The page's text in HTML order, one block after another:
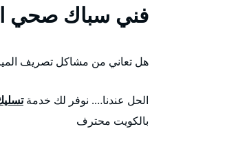
فني سباك صحي
هل تعاني من مشاكل تصريف
الحل عندنا…. نوفر لك خدمة
بالكويت محترف